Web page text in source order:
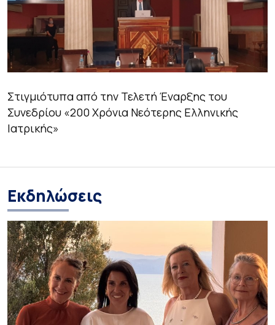
Στιγμιότυπα από την Τελετή Έναρξης του
Συνεδρίου «200 Χρόνια Νεότερης Ελληνικής
Ιατρικής»
Εκδηλώσεις